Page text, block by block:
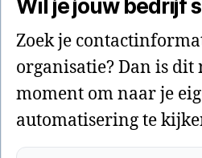
Wil je jouw bedrijf
Zoek je
organisatie? Dan is dit
moment om naar je
automatisering te